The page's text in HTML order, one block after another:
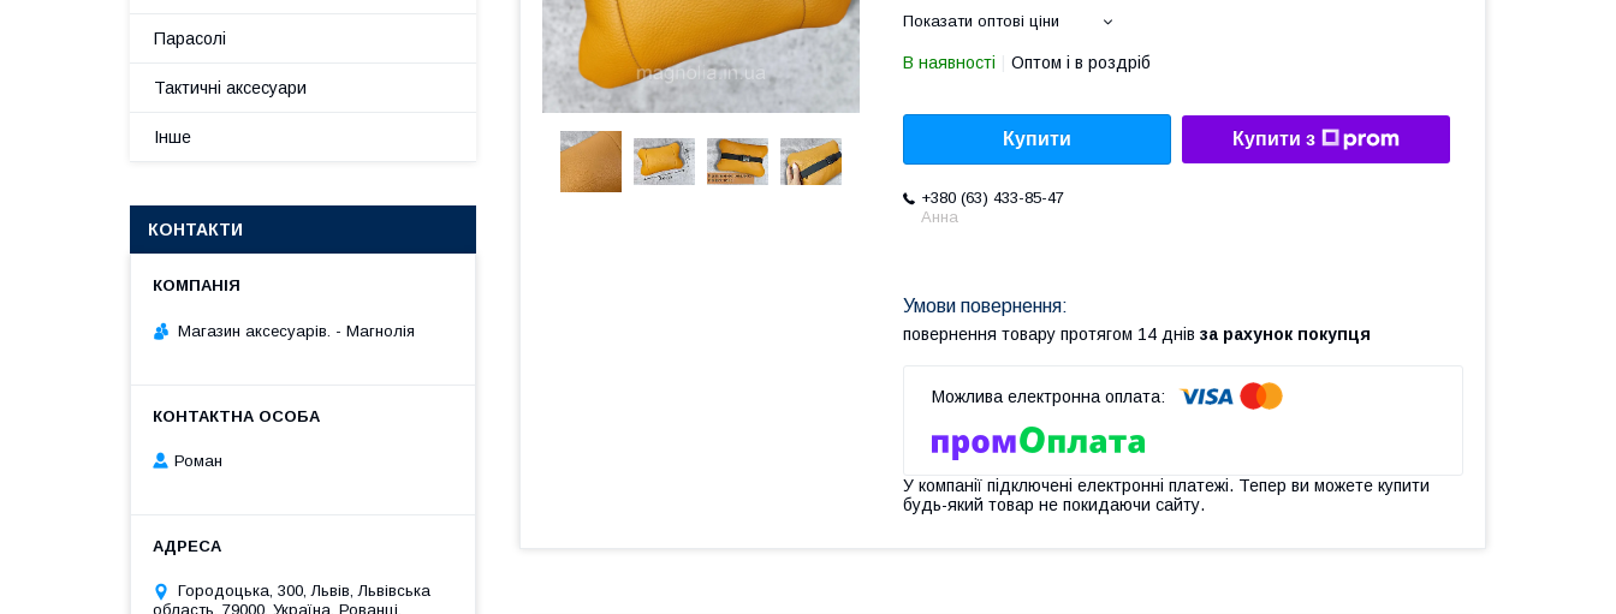
Показати оптові ціни
В наявності Оптом і в роздріб
Купити Купити з
+380 (63) 433-85-47
Анна
повернення товару протягом 14 днів за рахунок покупця
У компанії підключені електронні платежі. Тепер ви можете купити
будь-який товар не покидаючи сайту.
Парасолі
Тактичні аксесуари
Інше
КОНТАКТИ
Магазин аксесуарів. - Магнолія
Роман
Городоцька, 300, Львів, Львівська
область, 79000, Україна, Рованці,